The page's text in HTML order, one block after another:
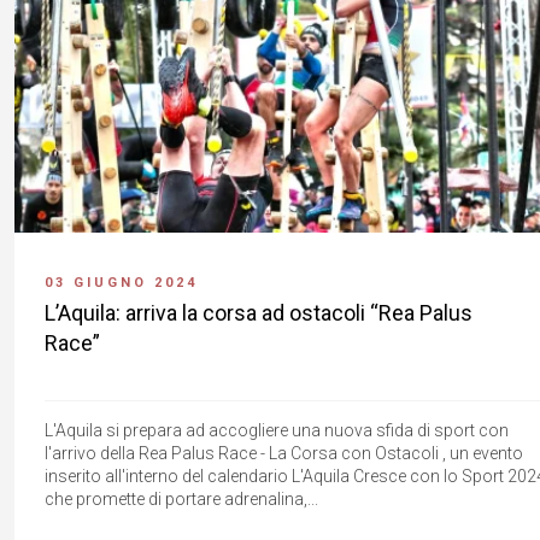
03 GIUGNO 2024
L’Aquila: arriva la corsa ad ostacoli “Rea Palus
Race”
L'Aquila si prepara ad accogliere una nuova sfida di sport con
l'arrivo della Rea Palus Race - La Corsa con Ostacoli , un evento
inserito all'interno del calendario L'Aquila Cresce con lo Sport
che promette di portare adrenalina,...